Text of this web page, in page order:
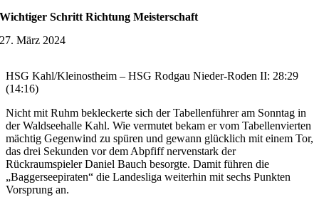
Wichtiger Schritt Richtung Meisterschaft
27. März 2024
HSG Kahl/Kleinostheim – HSG Rodgau Nieder-Roden II: 28:29
(14:16)
Nicht mit Ruhm bekleckerte sich der Tabellenführer am Sonntag in
der Waldseehalle Kahl. Wie vermutet bekam er vom Tabellenvierten
mächtig Gegenwind zu spüren und gewann glücklich mit einem Tor,
das drei Sekunden vor dem Abpfiff nervenstark der
Rückraumspieler Daniel Bauch besorgte. Damit führen die
„Baggerseepiraten“ die Landesliga weiterhin mit sechs Punkten
Vorsprung an.